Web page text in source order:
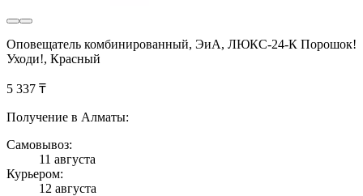
Оповещатель комбинированный, ЭиА, ЛЮКС-24-К Порошок!
Уходи!, Красный
5 337 ₸
Получение в Алматы:
Самовывоз:
11 августа
Курьером:
12 августа